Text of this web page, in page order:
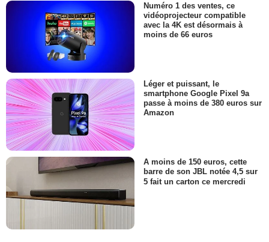
Numéro 1 des ventes, ce
vidéoprojecteur compatible
avec la 4K est désormais à
moins de 66 euros
Léger et puissant, le
smartphone Google Pixel 9a
passe à moins de 380 euros sur
Amazon
A moins de 150 euros, cette
barre de son JBL notée 4,5 sur
5 fait un carton ce mercredi